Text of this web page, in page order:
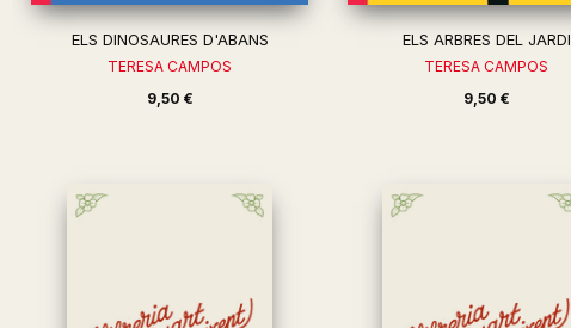
ELS DINOSAURES D'ABANS
TERESA CAMPOS
9,50 €
ELS ARBRES DEL JARDI
TERESA CAMPOS
9,50 €